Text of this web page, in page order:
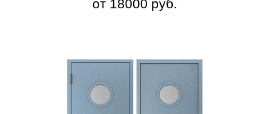
от 18000 руб.